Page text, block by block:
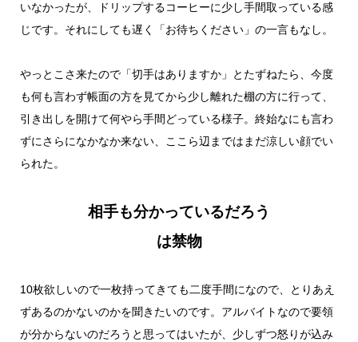
いなかったが、ドリップするコーヒーに少し手間取っている感
じです。それにしても遅く「お待ちください」の一言もなし。
やっとこさ来たので「切手はありますか」とたずねたら、今度
も何も言わず帳面の方を見てから少し離れた棚の方に行って、
引き出しを開けて何やら手間どっている様子。終始なにも言わ
ずにさらになかなか来ない、ここら辺まではまだ涼しい顔でい
られた。
相手も分かっているだろう
は禁物
10枚欲しいので一枚持ってきても二度手間になので、とりあえ
ずあるのかないのかを聞きたいのです。アルバイトなので要領
が分からないのだろうと思ってはいたが、少しずつ怒りが込み